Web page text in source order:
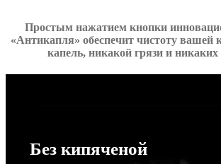
Простым нажатием кнопки
«Антикапля» обеспечит чистоту
капель, никакой грязи и никаких
Без кипяченой